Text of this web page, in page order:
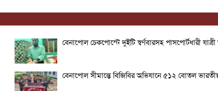
বেনাপোল চেকপোস্টে দুইটি স্বর্ণবারসহ পাসপোর্টধারী
বেনাপোল সীমান্তে বিজিবির অভিযানে ৫১২ বোতল